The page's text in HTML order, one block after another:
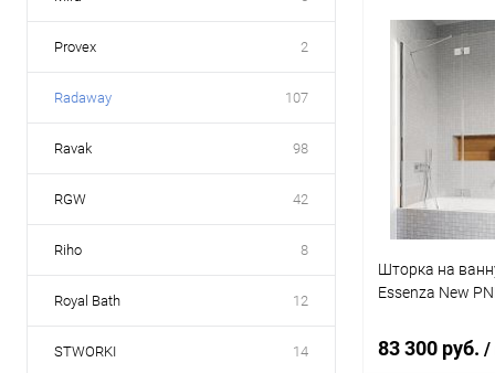
Provex 2
Radaway 107
Ravak 98
RGW 42
Riho 8
Royal Bath 12
STWORKI 14
В избранное
Шторка на
Essenza New
83 300 руб. /